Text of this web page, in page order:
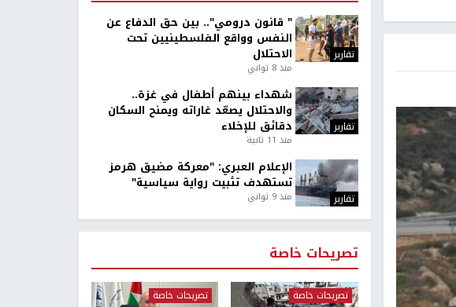
تقارير
" قانون درومي".. بين حق الدفاع عن
النفس وواقع الفلسطينيين تحت
الاحتلال
منذ 8 ثواني
تقارير
شهداء بينهم أطفال في غزة..
والاحتلال يصعّد غاراته ويمنح السكان
دقائق للإخلاء
منذ 11 ثانية
تقارير
الإعلام العبري: "معركة مضيق هرمز
تستهدف تثبيت رواية سياسية"
منذ 9 ثواني
تصريحات خاصة
تصريحات خاصة تصريحات خاصة